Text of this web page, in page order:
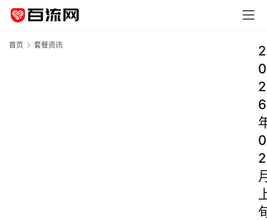
首页 套餐资讯
2
0
2
6
0
2